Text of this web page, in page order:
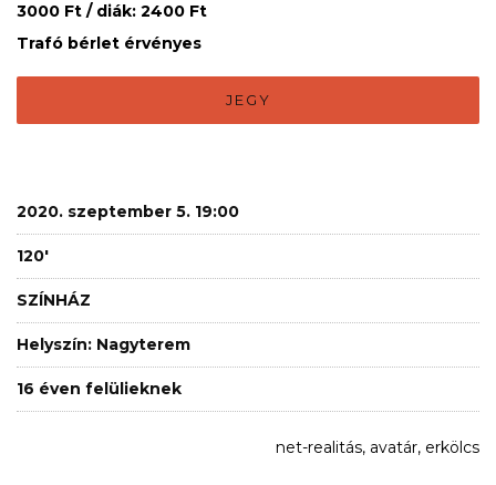
3000 Ft / diák: 2400 Ft
Trafó bérlet érvényes
JEGY
2020. szeptember 5. 19:00
120'
SZÍNHÁZ
Helyszín: Nagyterem
16 éven felülieknek
net-realitás, avatár, erkölcs